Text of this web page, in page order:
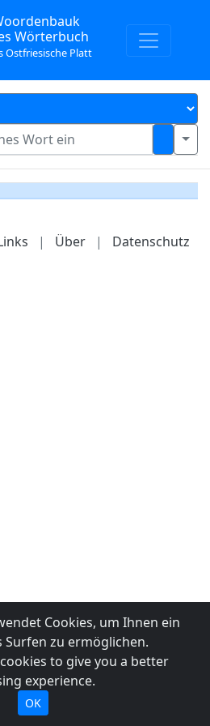
Wörterbuch
Ostfriesische Platt
| Über | Datenschutz
Cookies, um Ihnen ein
Surfen zu ermöglichen.
to give you a better
experience.
OK